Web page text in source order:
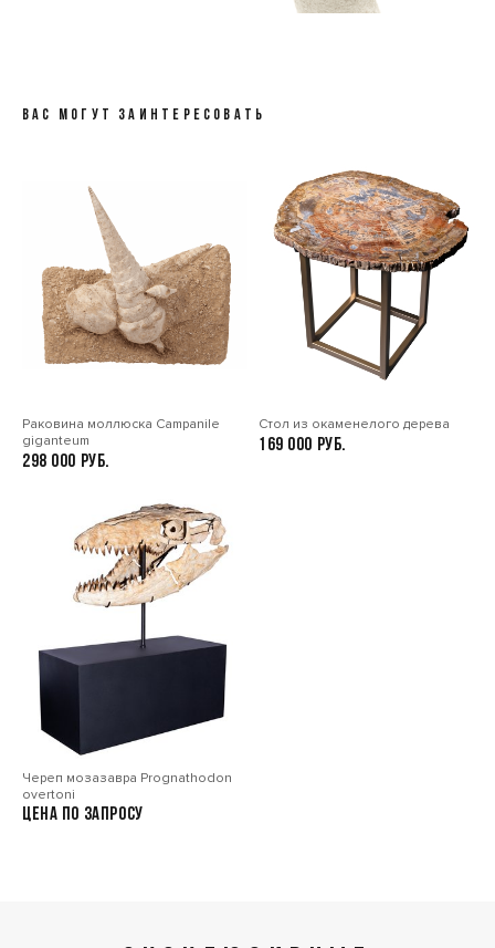
ВАС МОГУТ ЗАИНТЕРЕСОВАТЬ
Раковина моллюска Сampanile
giganteum
298 000
Стол из окаменелого дерева
169 000
Череп мозазавра Prognathodon
overtoni
Цена по запросу